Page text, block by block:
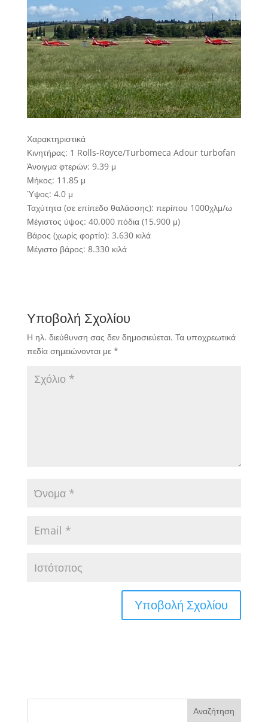
Χαρακτηριστικά
Κινητήρας: 1 Rolls-Royce/Turbomeca Adour turbofan
Άνοιγμα φτερών: 9.39 μ
Μήκος: 11.85 μ
Ύψος: 4.0 μ
Ταχύτητα (σε επίπεδο θαλάσσης): περίπου 1000χλμ/ω
Μέγιστος ύψος: 40,000 πόδια (15.900 μ)
Βάρος (χωρίς φορτίο): 3.630 κιλά
Μέγιστο βάρος: 8.330 κιλά
Υποβολή Σχολίου
Η ηλ. διεύθυνση σας δεν δημοσιεύεται. Τα υποχρεωτικά
πεδία σημειώνονται με *